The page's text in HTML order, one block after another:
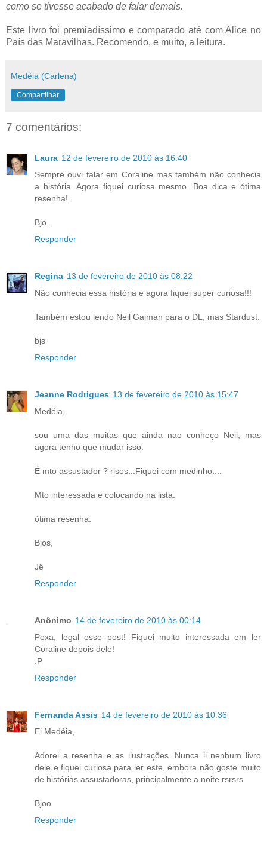
como se tivesse acabado de falar demais.
Este livro foi premiadíssimo e comparado até com Alice no
País das Maravilhas. Recomendo, e muito, a leitura.
Medéia (Carlena)
Compartilhar
7 comentários:
Laura 12 de fevereiro de 2010 às 16:40
Sempre ouvi falar em Coraline mas também não conhecia
a história. Agora fiquei curiosa mesmo. Boa dica e ótima
resenha!
Bjo.
Responder
Regina 13 de fevereiro de 2010 às 08:22
Não conhecia essa história e agora fiquei super curiosa!!!
Também estou lendo Neil Gaiman para o DL, mas Stardust.
bjs
Responder
Jeanne Rodrigues 13 de fevereiro de 2010 às 15:47
Medéia,
sou uma das muitas que ainda nao conheço Neil, mas
agora tenho que mudar isso.
É mto assustador ? risos...Fiquei com medinho....
Mto interessada e colocando na lista.
òtima resenha.
Bjos,
Jê
Responder
Anônimo 14 de fevereiro de 2010 às 00:14
Poxa, legal esse post! Fiquei muito interessada em ler
Coraline depois dele!
:P
Responder
Fernanda Assis 14 de fevereiro de 2010 às 10:36
Ei Medéia,
Adorei a resenha e as ilustrações. Nunca li nenhum livro
dele e fiquei curiosa para ler este, embora não goste muito
de histórias assustadoras, principalmente a noite rsrsrs
Bjoo
Responder